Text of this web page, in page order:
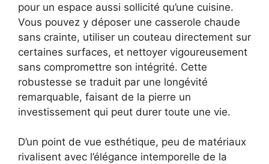
pour un espace aussi sollicité qu’une cuisine.
Vous pouvez y déposer une casserole chaude
sans crainte, utiliser un couteau directement sur
certaines surfaces, et nettoyer vigoureusement
sans compromettre son intégrité. Cette
robustesse se traduit par une longévité
remarquable, faisant de la pierre un
investissement qui peut durer toute une vie.
D’un point de vue esthétique, peu de matériaux
rivalisent avec l’élégance intemporelle de la